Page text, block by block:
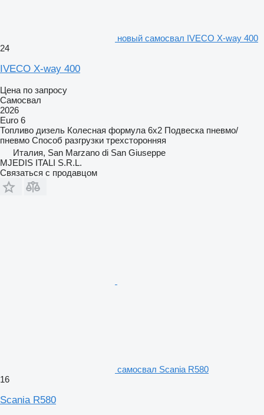
новый самосвал IVECO X-way 400
24
IVECO X-way 400
Цена по запросу
Самосвал
2026
Euro 6
Топливо дизель Колесная формула 6x2 Подвеска пневмо/
пневмо Способ разгрузки трехсторонняя
Италия, San Marzano di San Giuseppe
MJEDIS ITALI S.R.L.
Связаться с продавцом
самосвал Scania R580
16
Scania R580